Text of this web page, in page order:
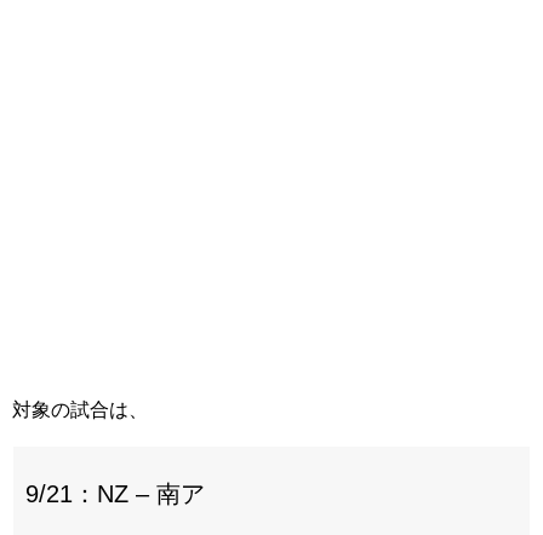
対象の試合は、
9/21：NZ – 南ア